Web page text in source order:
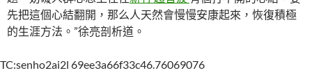
先把這個心結翻開，那么人天然會慢慢安康起來，恢復積極
的生涯方法。”徐亮剖析道。
TC:senho2ai2l 69ee3a66f33c46.76069076